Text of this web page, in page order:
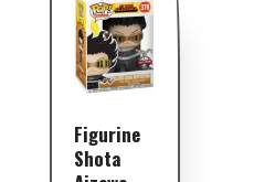
Figurine
Shota